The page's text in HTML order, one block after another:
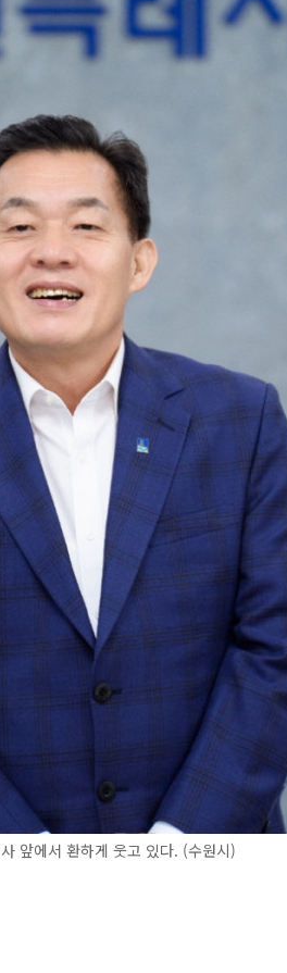
앞에서 환하게 웃고 있다. (수원시)